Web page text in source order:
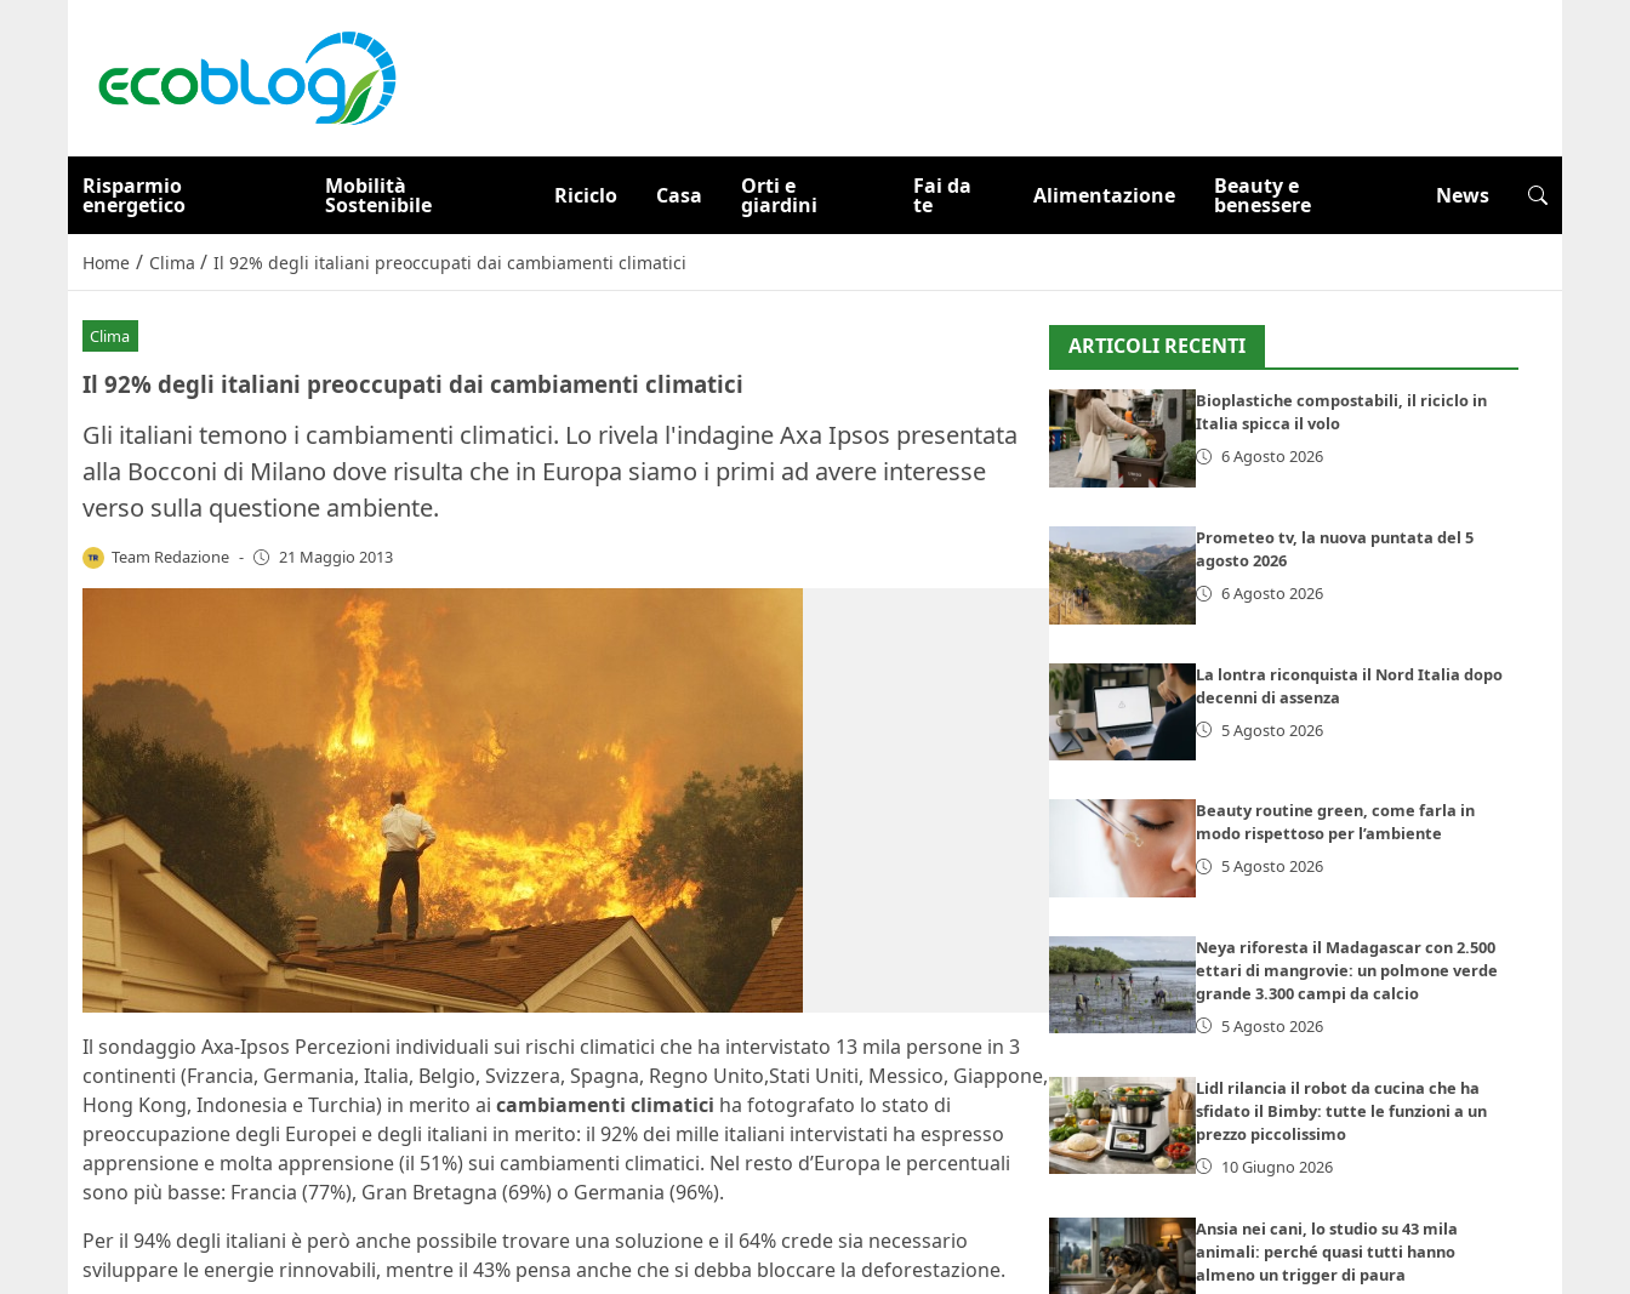
Risparmio
energetico
Mobilità
Sostenibile Riciclo Casa Orti e
giardini
Fai da
te Alimentazione Beauty e
benessere News
Home / Clima / Il 92% degli italiani preoccupati dai cambiamenti climatici
Clima
Il 92% degli italiani preoccupati dai cambiamenti climatici
Gli italiani temono i cambiamenti climatici. Lo rivela l'indagine Axa Ipsos presentata
alla Bocconi di Milano dove risulta che in Europa siamo i primi ad avere interesse
verso sulla questione ambiente.
Team Redazione - 21 Maggio 2013
Il sondaggio Axa-Ipsos Percezioni individuali sui rischi climatici che ha intervistato 13 mila persone in 3
continenti (Francia, Germania, Italia, Belgio, Svizzera, Spagna, Regno Unito,Stati Uniti, Messico, Giappone,
Hong Kong, Indonesia e Turchia) in merito ai cambiamenti climatici ha fotografato lo stato di
preoccupazione degli Europei e degli italiani in merito: il 92% dei mille italiani intervistati ha espresso
apprensione e molta apprensione (il 51%) sui cambiamenti climatici. Nel resto d’Europa le percentuali
sono più basse: Francia (77%), Gran Bretagna (69%) o Germania (96%).
Per il 94% degli italiani è però anche possibile trovare una soluzione e il 64% crede sia necessario
sviluppare le energie rinnovabili, mentre il 43% pensa anche che si debba bloccare la deforestazione.
ARTICOLI RECENTI
Bioplastiche compostabili, il riciclo in
Italia spicca il volo
6 Agosto 2026
Prometeo tv, la nuova puntata del 5
agosto 2026
6 Agosto 2026
La lontra riconquista il Nord Italia dopo
decenni di assenza
5 Agosto 2026
Beauty routine green, come farla in
modo rispettoso per l’ambiente
5 Agosto 2026
Neya riforesta il Madagascar con 2.500
ettari di mangrovie: un polmone verde
grande 3.300 campi da calcio
5 Agosto 2026
Lidl rilancia il robot da cucina che ha
sfidato il Bimby: tutte le funzioni a un
prezzo piccolissimo
10 Giugno 2026
Ansia nei cani, lo studio su 43 mila
animali: perché quasi tutti hanno
almeno un trigger di paura